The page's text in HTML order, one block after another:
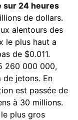
sur 24 heures
de dollars.
alentours des
le plus haut a
de $0.011.
260 000 000,
de jetons. En
est passée de
à 30 millions.
le plus gros